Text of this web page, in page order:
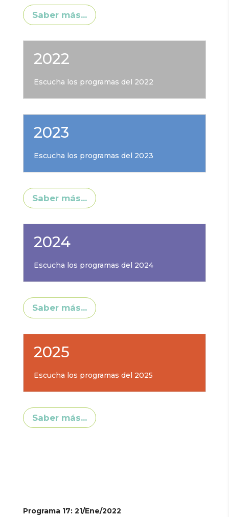
Saber más...
2022
Escucha los programas del 2022
2023
Escucha los programas del 2023
Saber más...
2024
Escucha los programas del 2024
Saber más...
2025
Escucha los programas del 2025
Saber más...
Programa 17: 21/Ene/2022